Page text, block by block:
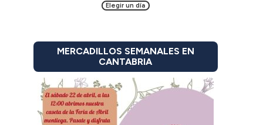
Elegir un día
MERCADILLOS SEMANALES EN
CANTABRIA